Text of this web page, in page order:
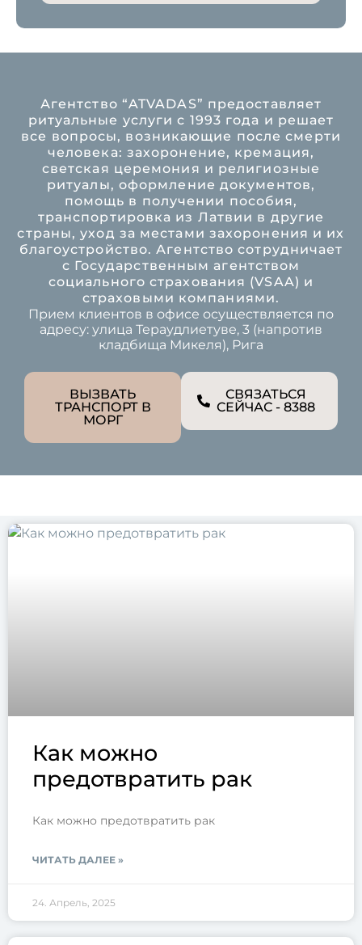
Агентство “ATVADAS” предоставляет
ритуальные услуги с 1993 года и решает
все вопросы, возникающие после смерти
человека: захоронение, кремация,
светская церемония и религиозные
ритуалы, оформление документов,
помощь в получении пособия,
транспортировка из Латвии в другие
страны, уход за местами захоронения и их
благоустройство. Агентство сотрудничает
с Государственным агентством
социального страхования (VSAA) и
страховыми компаниями.
Прием клиентов в офисе осуществляется по
адресу: улица Тераудлиетуве, 3 (напротив
кладбища Микеля), Рига
ВЫЗВАТЬ
ТРАНСПОРТ В
МОРГ
СВЯЗАТЬСЯ
СЕЙЧАС - 8388
Как можно
предотвратить рак
Как можно предотвратить рак
ЧИТАТЬ ДАЛЕЕ »
24. Апрель, 2025